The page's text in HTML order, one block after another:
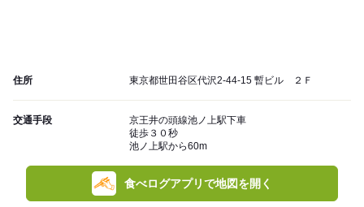
住所 東京都世田谷区代沢2-44-15 暫ビル ２Ｆ
交通手段
京王井の頭線池ノ上駅下車
徒歩３０秒
池ノ上駅から60m
食べログアプリで地図を開く